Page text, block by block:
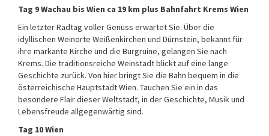
Tag 9 Wachau bis Wien ca 19 km plus Bahnfahrt Krems Wien
Ein letzter Radtag voller Genuss erwartet Sie. Über die
idyllischen Weinorte Weißenkirchen und Dürnstein, bekannt für
ihre markante Kirche und die Burgruine, gelangen Sie nach
Krems. Die traditionsreiche Weinstadt blickt auf eine lange
Geschichte zurück. Von hier bringt Sie die Bahn bequem in die
österreichische Hauptstadt Wien. Tauchen Sie ein in das
besondere Flair dieser Weltstadt, in der Geschichte, Musik und
Lebensfreude allgegenwärtig sind.
Tag 10 Wien